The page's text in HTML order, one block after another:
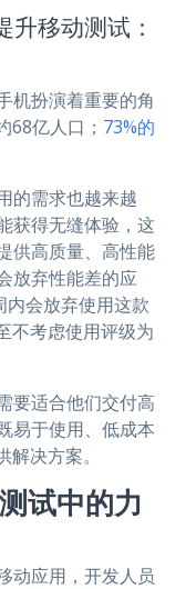
a
o
e
移动测试：
机扮演着重要的角
68亿人口； 73%的
的需求也越来越
获得无缝体验，这
供高质量、高性能
放弃性能差的应
会放弃使用这款
不考虑使用评级为
要适合他们交付高
易于使用、低成本
决方案。
试中的力
动应用，开发人员